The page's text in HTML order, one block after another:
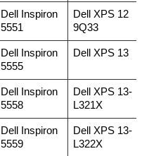
Dell Inspiron
5551
Dell XPS 12
9Q33
Dell Inspiron
5555
Dell XPS 13
Dell Inspiron
5558
Dell XPS 13-
L321X
Dell Inspiron
5559
Dell XPS 13-
L322X